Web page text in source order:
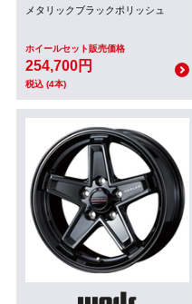
メタリックブラックポリッシュ
ホイールセット販売価格
254,700円
税込 (4本)